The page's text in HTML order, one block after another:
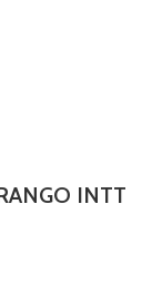
INTT